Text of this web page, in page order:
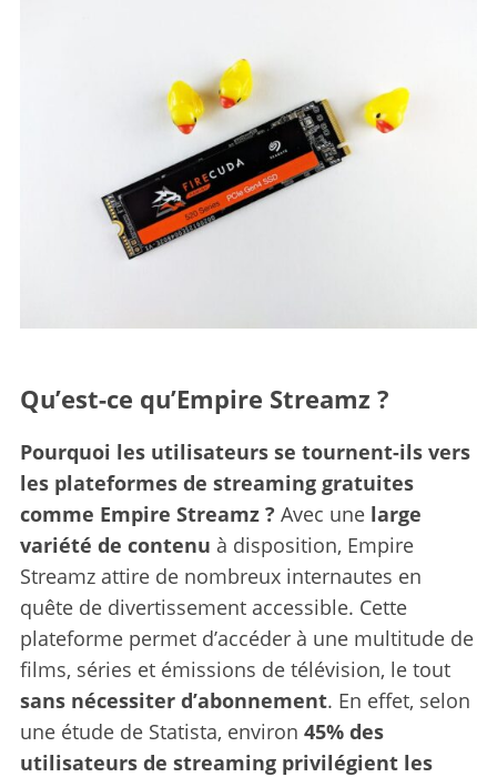
Qu’est-ce qu’Empire Streamz ?
Pourquoi les utilisateurs se tournent-ils vers
les plateformes de streaming gratuites
comme Empire Streamz ? Avec une large
variété de contenu à disposition, Empire
Streamz attire de nombreux internautes en
quête de divertissement accessible. Cette
plateforme permet d’accéder à une multitude de
films, séries et émissions de télévision, le tout
sans nécessiter d’abonnement. En effet, selon
une étude de Statista, environ 45% des
utilisateurs de streaming privilégient les